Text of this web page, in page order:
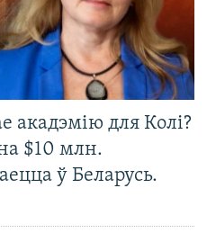
акадэмію для Колі?
$10 млн.
ў Беларусь.